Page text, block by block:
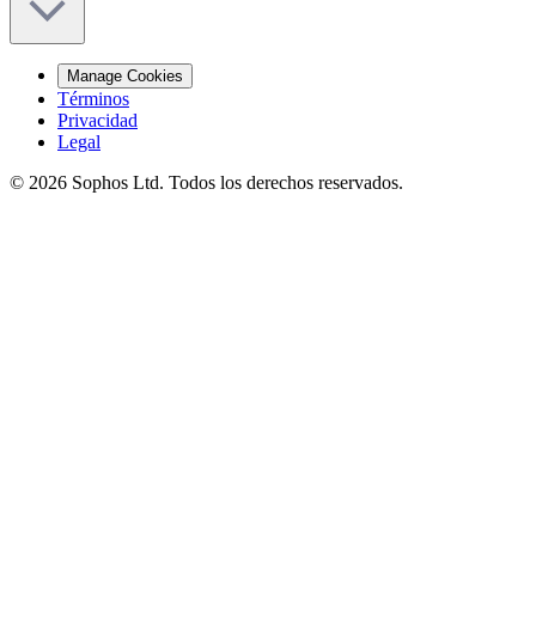
Manage Cookies
Términos
Privacidad
Legal
© 2026 Sophos Ltd. Todos los derechos reservados.